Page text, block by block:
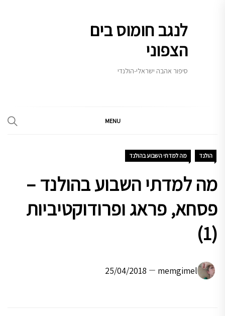
לנגב חומוס בים
הצפוני
סיפור אהבה ישראלי-הולנדי
MENU
הולנד מה למדתי השבוע בהולנד
מה למדתי השבוע בהולנד –
פסחא, פראג ופרודוקטיביות
(1)
memgimel
25/04/2018